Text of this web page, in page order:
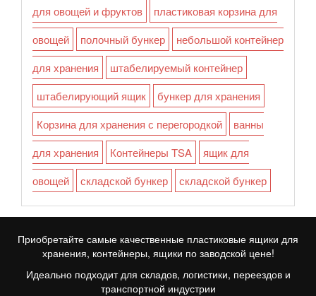
для овощей и фруктов
пластиковая корзина для
овощей
полочный бункер
небольшой контейнер
для хранения
штабелируемый контейнер
штабелирующий ящик
бункер для хранения
Корзина для хранения с перегородкой
ванны
для хранения
Контейнеры TSA
ящик для
овощей
складской бункер складской бункер
Приобретайте самые качественные пластиковые ящики для
хранения, контейнеры, ящики по заводской цене!
Идеально подходит для складов, логистики, переездов и
транспортной индустрии